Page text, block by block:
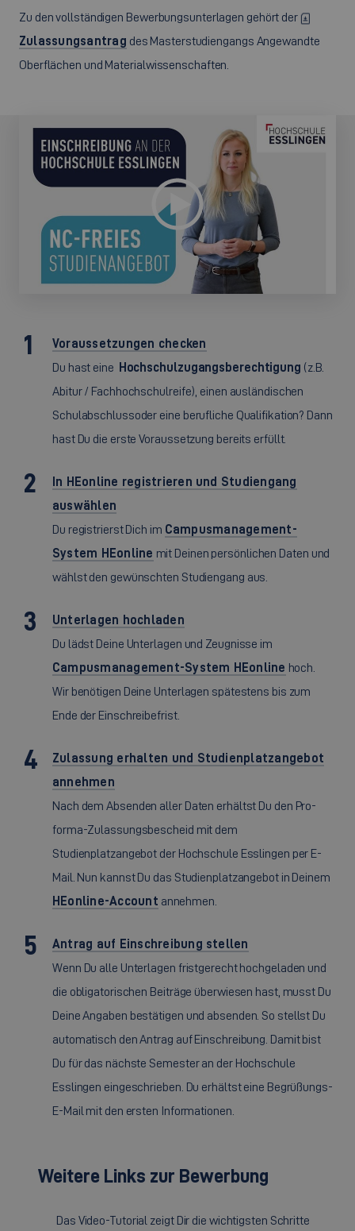
Zu den vollständigen Bewerbungsunterlagen gehört der
Zulassungsantrag des Masterstudiengangs Angewandte
Oberflächen und Materialwissenschaften.
Voraussetzungen checken
Du hast eine Hochschulzugangsberechtigung (z.B.
Abitur / Fachhochschulreife), einen ausländischen
Schulabschlussoder eine berufliche Qualifikation? Dann
hast Du die erste Voraussetzung bereits erfüllt.
In HEonline registrieren und Studiengang
auswählen
Du registrierst Dich im Campusmanagement-
System HEonline mit Deinen persönlichen Daten und
wählst den gewünschten Studiengang aus.
Unterlagen hochladen
Du lädst Deine Unterlagen und Zeugnisse im
Campusmanagement-System HEonline hoch.
Wir benötigen Deine Unterlagen spätestens bis zum
Ende der Einschreibefrist.
Zulassung erhalten und Studienplatzangebot
annehmen
Nach dem Absenden aller Daten erhältst Du den Pro-
forma-Zulassungsbescheid mit dem
Studienplatzangebot der Hochschule Esslingen per E-
Mail. Nun kannst Du das Studienplatzangebot in Deinem
HEonline-Account annehmen.
Antrag auf Einschreibung stellen
Wenn Du alle Unterlagen fristgerecht hochgeladen und
die obligatorischen Beiträge überwiesen hast, musst Du
Deine Angaben bestätigen und absenden. So stellst Du
automatisch den Antrag auf Einschreibung. Damit bist
Du für das nächste Semester an der Hochschule
Esslingen eingeschrieben. Du erhältst eine Begrüßungs-
E-Mail mit den ersten Informationen.
Weitere Links zur Bewerbung
Das Video-Tutorial zeigt Dir die wichtigsten Schritte